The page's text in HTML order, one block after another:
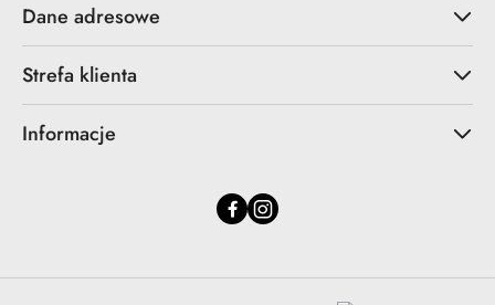
Dane adresowe
Strefa klienta
Informacje